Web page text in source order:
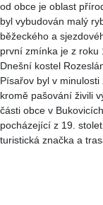
od obce je oblast
byl vybudován malý
běžeckého a
první zmínka je z roku
Dnešní kostel
Písařov byl v
kromě pašování živili
části obce v
pocházející z 19.
turistická značka a